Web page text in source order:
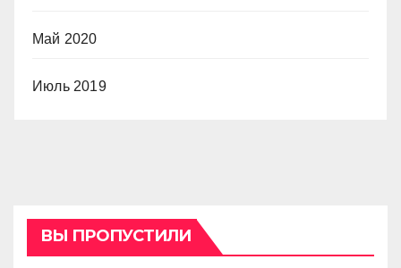
Май 2020
Июль 2019
ВЫ ПРОПУСТИЛИ